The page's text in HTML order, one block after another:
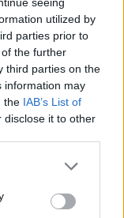
utilized by
parties prior to
the further
third parties on the
information may
the IAB’s List of
disclose it to other
|| [];
==